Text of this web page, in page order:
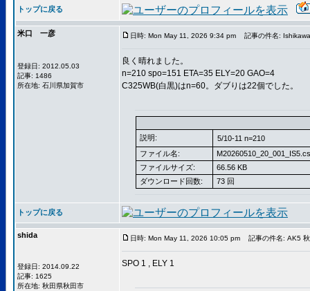
トップに戻る
米口 一彦
登録日: 2012.05.03
記事: 1486
所在地: 石川県加賀市
日時: Mon May 11, 2026 9:34 pm 記事の件名:
良く晴れました。
n=210 spo=151 ETA=35 ELY=20 GAO=4
C325WB(白黒)はn=60。ダブりは22個でした。
説明:
5/10-11 n=210
ファイル名:
ファイルサイズ:
66.56 KB
ダウンロード回数:
73 回
トップに戻る
shida
登録日: 2014.09.22
記事: 1625
所在地: 秋田県秋田市
日時: Mon May 11, 2026 10:05 pm 記事の件名: AK5
SPO 1 , ELY 1